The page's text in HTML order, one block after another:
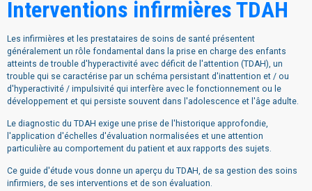
Interventions infirmières TDAH
Les infirmières et les prestataires de soins de santé présentent
généralement un rôle fondamental dans la prise en charge des enfants
atteints de trouble d'hyperactivité avec déficit de l'attention (TDAH), un
trouble qui se caractérise par un schéma persistant d'inattention et / ou
d'hyperactivité / impulsivité qui interfère avec le fonctionnement ou le
développement et qui persiste souvent dans l'adolescence et l'âge adulte.
Le diagnostic du TDAH exige une prise de l'historique approfondie,
l'application d'échelles d'évaluation normalisées et une attention
particulière au comportement du patient et aux rapports des sujets.
Ce guide d'étude vous donne un aperçu du TDAH, de sa gestion des soins
infirmiers, de ses interventions et de son évaluation.